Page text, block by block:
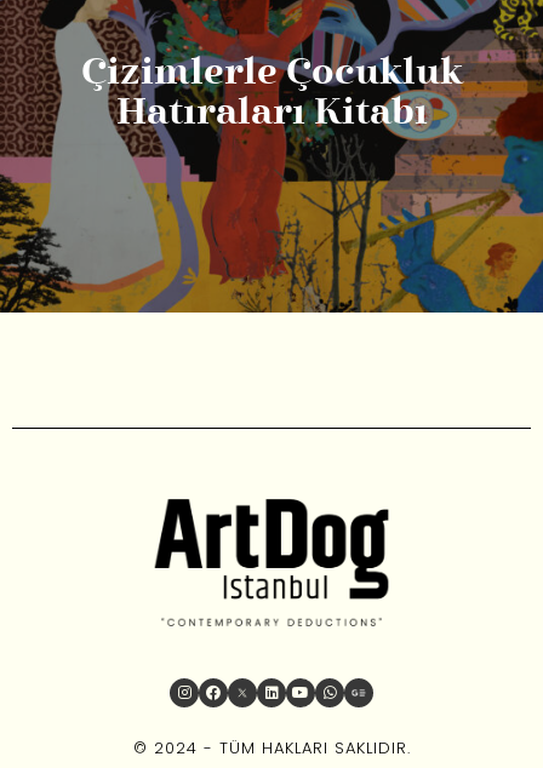
Çizimlerle Çocukluk
Hatıraları Kitabı
© 2024 - TÜM HAKLARI SAKLIDIR.